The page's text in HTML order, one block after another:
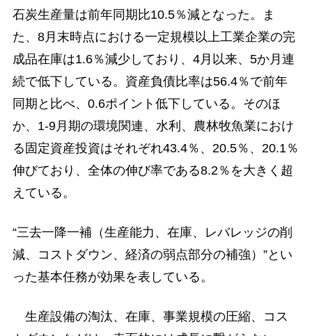
石炭生産量は前年同期比10.5％減となった。ま
た、8月末時点における一定規模以上工業企業の完
成品在庫は1.6％減少しており、4月以来、5か月連
続で低下している。資産負債比率は56.4％で前年
同期と比べ、0.6ポイント低下している。そのほ
か、1-9月期の環境関連、水利、農林牧魚業におけ
る固定資産投資はそれぞれ43.4％、20.5％、20.1％
伸びており、全体の伸び率である8.2％を大きく超
えている。
“三去一降一補（生産能力、在庫、レバレッジの削
減、コストダウン、経済の弱点部分の補強）”とい
った基本任務が効果を表している。
生産設備の淘汰、在庫、事業規模の圧縮、コス